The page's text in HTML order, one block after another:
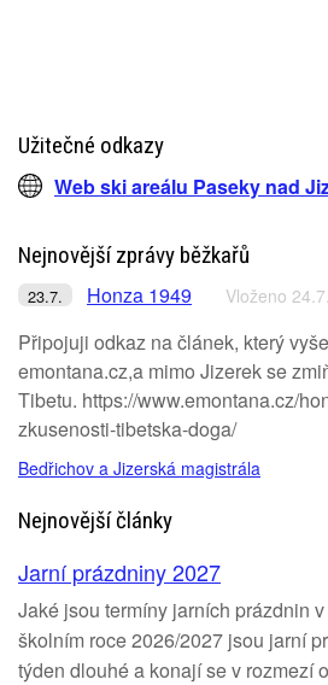
Užitečné odkazy
Web ski areálu Paseky nad
Nejnovější zprávy běžkařů
23.7. Honza 1949 Vloženo
Připojuji odkaz na článek, který
emontana.cz,a mimo Jizerek se
Tibetu. https://www.emontana.cz/
zkusenosti-tibetska-doga/
Bedřichov a Jizerská magistrála
Nejnovější články
Jarní prázdniny 2027
Jaké jsou termíny jarních prázdnin
školním roce 2026/2027 jsou jarní
týden dlouhé a konají se v rozmezí